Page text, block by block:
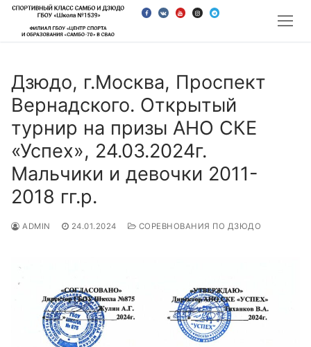
Перейти
Дзюдо, г.Москва, Проспект
Вернадского. Открытый
турнир на призы АНО СКЕ
«Успех», 24.03.2024г.
Мальчики и девочки 2011-
2018 гг.р.
ADMIN 24.01.2024 СОРЕВНОВАНИЯ ПО ДЗЮДО